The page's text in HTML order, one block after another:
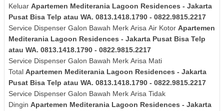
Keluar Apartemen Mediterania Lagoon Residences - Jakarta
Pusat Bisa Telp atau WA. 0813.1418.1790 - 0822.9815.2217
Service Dispenser Galon Bawah Merk Arisa Air Kotor Apartemen
Mediterania Lagoon Residences - Jakarta Pusat Bisa Telp
atau WA. 0813.1418.1790 - 0822.9815.2217
Service Dispenser Galon Bawah Merk Arisa Mati
Total Apartemen Mediterania Lagoon Residences - Jakarta
Pusat Bisa Telp atau WA. 0813.1418.1790 - 0822.9815.2217
Service Dispenser Galon Bawah Merk Arisa Tidak
Dingin Apartemen Mediterania Lagoon Residences - Jakarta